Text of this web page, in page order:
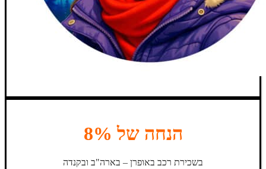
הנחה של 8%
בשכירת רכב באופרן – בארה"ב ובקנדה